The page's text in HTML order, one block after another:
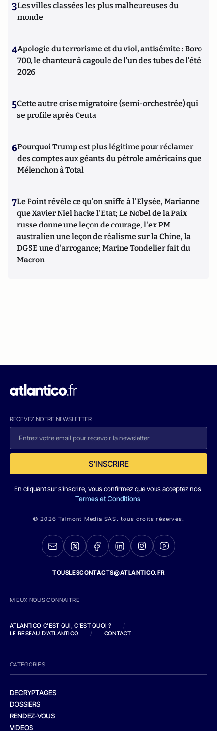
3Les villes classées les plus malheureuses du
monde
4Apologie du terrorisme et du viol, antisémite : Boro
700, le chanteur à cagoule de l’un des tubes de l’été
2026
5Cette autre crise migratoire (semi-orchestrée) qui
se profile après Ceuta
6Pourquoi Trump est plus légitime pour réclamer
des comptes aux géants du pétrole américains que
Mélenchon à Total
7Le Point révèle ce qu'on sniffe à l'Elysée, Marianne
que Xavier Niel hacke l'Etat; Le Nobel de la Paix
russe donne une leçon de courage, l'ex PM
australien une leçon de réalisme sur la Chine, la
DGSE une d'arrogance; Marine Tondelier fait du
Macron
RECEVEZ NOTRE NEWSLETTER
S'INSCRIRE
En cliquant sur s'inscrire, vous confirmez que vous acceptez nos
Termes et Conditions
© 2026 Talmont Media SAS. tous droits réservés.
TOUSLESCONTACTS@ATLANTICO.FR
MIEUX NOUS CONNAITRE
ATLANTICO C'EST QUI, C'EST QUOI ?
/
LE RESEAU D'ATLANTICO
/ CONTACT
CATEGORIES
DECRYPTAGES
DOSSIERS
RENDEZ-VOUS
VIDEOS